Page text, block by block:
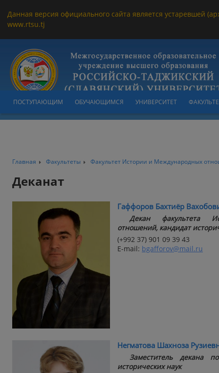
Данная версия официального сайта является устаревшей
www.rtsu.tj
ПОСТУПАЮЩИМ ОБУЧАЮЩИМСЯ УНИВЕРСИТЕТ
Главная Факультеты Факультет Истории и Международных
Деканат
Гаффоров Бахтиёр
Декан факультета
отношений, кандидат
(+992 37) 901 09 39 43
E-mail: bgafforov@mail.ru
Негматова Шахноза
Заместитель декана
исторических наук